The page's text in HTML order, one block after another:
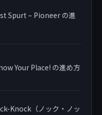
Spurt – Pioneer の進
Your Place! の進め方
Knock（ノック・ノッ